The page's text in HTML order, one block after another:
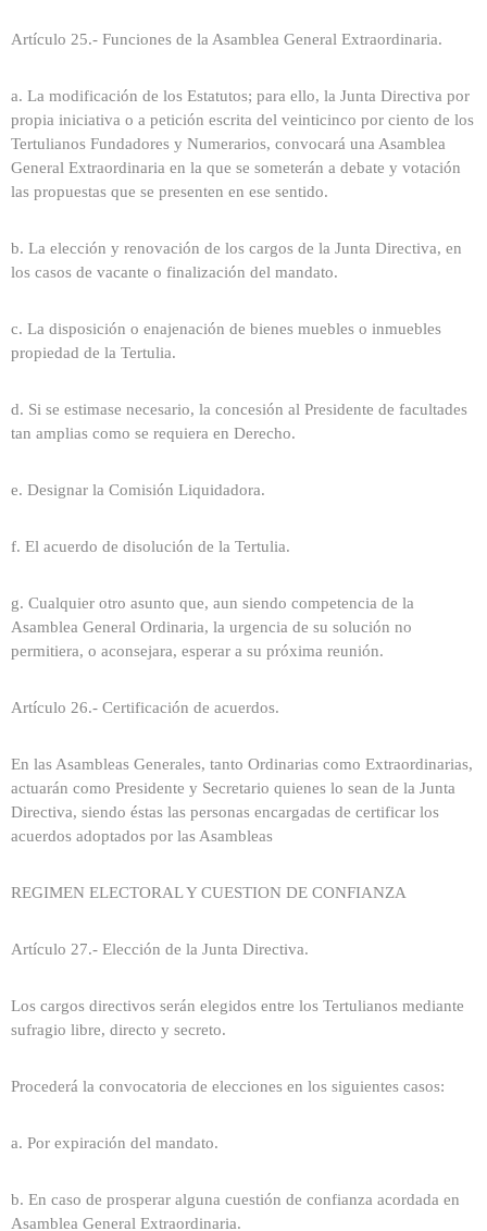
Artículo 25.- Funciones de la Asamblea General Extraordinaria.
a. La modificación de los Estatutos; para ello, la Junta Directiva por
propia iniciativa o a petición escrita del veinticinco por ciento de los
Tertulianos Fundadores y Numerarios, convocará una Asamblea
General Extraordinaria en la que se someterán a debate y votación
las propuestas que se presenten en ese sentido.
b. La elección y renovación de los cargos de la Junta Directiva, en
los casos de vacante o finalización del mandato.
c. La disposición o enajenación de bienes muebles o inmuebles
propiedad de la Tertulia.
d. Si se estimase necesario, la concesión al Presidente de facultades
tan amplias como se requiera en Derecho.
e. Designar la Comisión Liquidadora.
f. El acuerdo de disolución de la Tertulia.
g. Cualquier otro asunto que, aun siendo competencia de la
Asamblea General Ordinaria, la urgencia de su solución no
permitiera, o aconsejara, esperar a su próxima reunión.
Artículo 26.- Certificación de acuerdos.
En las Asambleas Generales, tanto Ordinarias como Extraordinarias,
actuarán como Presidente y Secretario quienes lo sean de la Junta
Directiva, siendo éstas las personas encargadas de certificar los
acuerdos adoptados por las Asambleas
REGIMEN ELECTORAL Y CUESTION DE CONFIANZA
Artículo 27.- Elección de la Junta Directiva.
Los cargos directivos serán elegidos entre los Tertulianos mediante
sufragio libre, directo y secreto.
Procederá la convocatoria de elecciones en los siguientes casos:
a. Por expiración del mandato.
b. En caso de prosperar alguna cuestión de confianza acordada en
Asamblea General Extraordinaria.